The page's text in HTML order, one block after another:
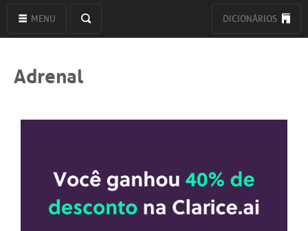
MENU DICIONÁRIOS
Adrenal